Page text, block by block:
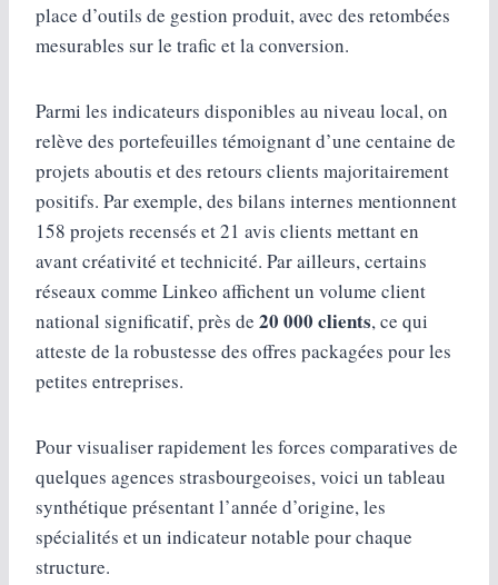
place d’outils de gestion produit, avec des retombées
mesurables sur le trafic et la conversion.
Parmi les indicateurs disponibles au niveau local, on
relève des portefeuilles témoignant d’une centaine de
projets aboutis et des retours clients majoritairement
positifs. Par exemple, des bilans internes mentionnent
158 projets recensés et 21 avis clients mettant en
avant créativité et technicité. Par ailleurs, certains
réseaux comme Linkeo affichent un volume client
national significatif, près de 20 000 clients, ce qui
atteste de la robustesse des offres packagées pour les
petites entreprises.
Pour visualiser rapidement les forces comparatives de
quelques agences strasbourgeoises, voici un tableau
synthétique présentant l’année d’origine, les
spécialités et un indicateur notable pour chaque
structure.